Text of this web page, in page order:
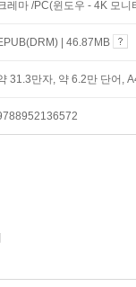
레마 /PC(윈도우 - 4K 모
| 46.87MB
31.3만자, 약 6.2만 단어,